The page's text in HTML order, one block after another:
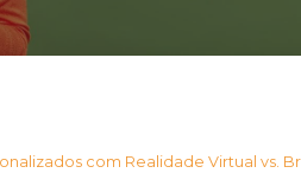
com Realidade Virtual vs.